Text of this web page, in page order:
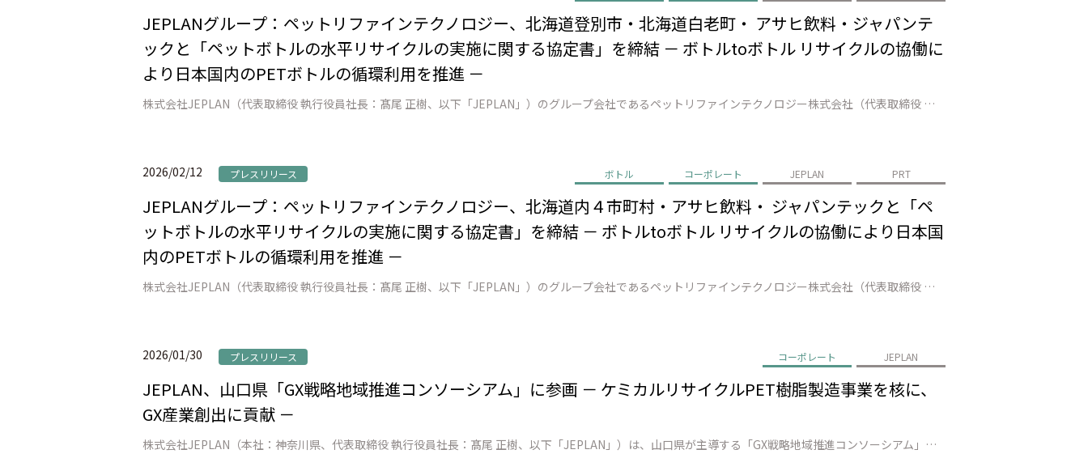
JEPLANグループ：ペットリファインテクノロジー、北海道登別市・北海道白老町・ アサヒ飲料・ジャパンテ
ックと「ペットボトルの水平リサイクルの実施に関する協定書」を締結 － ボトルtoボトル リサイクルの協働に
より日本国内のPETボトルの循環利用を推進 －
株式会社JEPLAN（代表取締役 執行役員社長：髙尾 正樹、以下「JEPLAN」）のグループ会社であるペットリファインテクノロジー株式会社（代表取締役 執行役員社長：伊賀 大悟、以下「ペットリファインテクノロジー」）は、登別市（市長：小笠原 春一）、白老町（町長：大塩 英男）、アサヒ飲料株式会社（代表取締役社長：米女 …
2026/02/12 プレスリリース ボトル コーポレート JEPLAN PRT
JEPLANグループ：ペットリファインテクノロジー、北海道内４市町村・アサヒ飲料・ ジャパンテックと「ペ
ットボトルの水平リサイクルの実施に関する協定書」を締結 － ボトルtoボトル リサイクルの協働により日本国
内のPETボトルの循環利用を推進 －
株式会社JEPLAN（代表取締役 執行役員社長：髙尾 正樹、以下「JEPLAN」）のグループ会社であるペットリファインテクノロジー株式会社（代表取締役 執行役員社長：伊賀 大悟、以下「ペットリファインテクノロジー」）は、中富良野町（町長：小松田 清）、富良野市（市長：北 猛俊）、南富良野町（町長：髙橋 秀樹）、占冠村（…
2026/01/30 プレスリリース コーポレート JEPLAN
JEPLAN、山口県「GX戦略地域推進コンソーシアム」に参画 － ケミカルリサイクルPET樹脂製造事業を核に、
GX産業創出に貢献 －
株式会社JEPLAN（本社：神奈川県、代表取締役 執行役員社長：髙尾 正樹、以下「JEPLAN」）は、山口県が主導する「GX戦略地域推進コンソーシアム」に会員として参画することをお知らせします。 本コンソーシアムは、国が2026年に創設を予定する「GX戦略地域*1」の指定に向け、山口県内のコンビナートを起点に、脱炭素エ…